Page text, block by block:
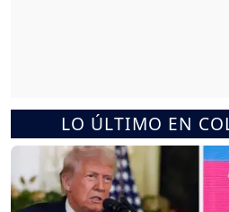
LO ÚLTIMO EN